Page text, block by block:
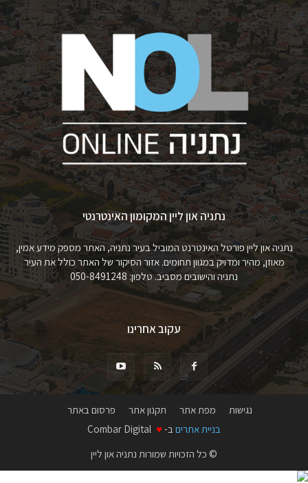
נתניה און ליין המקומון האינטרנטי
נתניה און ליין פורטל האינטרנט המוביל בעיר נתניה, האתר מספק מידע אמין,
מאוזן, מהיר ומדויק במגוון תחומים. אזור הסיקור של האתר כולל את העיר
נתניה והישובים מסביב. טלפון: 050-8491248
עקוב אחרינו
נגישות מפת אתר תקנון אתר
פרסום באתר
בניית אתרים ב- ♥
© כל הזכויות שמורות נתניה און ליין